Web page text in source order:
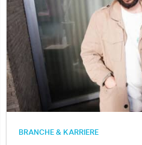
BRANCHE & KARRIERE